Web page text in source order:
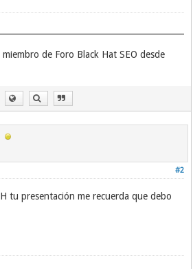
de Foro Black Hat SEO desde
#2
tu presentación me recuerda que debo